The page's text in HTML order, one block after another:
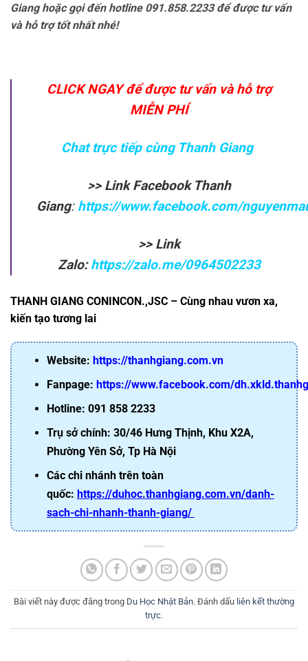
Giang hoặc gọi đến hotline 091.858.2233 để được tư vấn
và hỗ trợ tốt nhất nhé!
CLICK NGAY để được tư vấn và hỗ trợ
MIỄN PHÍ
Chat trực tiếp cùng Thanh Giang
>> Link Facebook Thanh
Giang: https://www.facebook.com/
>> Link
Zalo:https://zalo.me/0964502233
THANH GIANG CONINCON.,JSC – Cùng nhau vươn xa,
kiến tạo tương lai
Website: https://thanhgiang.com.vn
Fanpage: https://www.facebook.com/
Hotline: 091 858 2233
Trụ sở chính: 30/46 Hưng Thịnh, Khu X2A,
Phường Yên Sở, Tp Hà Nội
Các chi nhánh trên toàn
quốc: https://duhoc.thanhgiang.com.vn/danh-
sach-chi-nhanh-thanh-giang/
Bài viết này được đăng trong Du Học Nhật Bản. Đánh dấu liên kết thường
trực.